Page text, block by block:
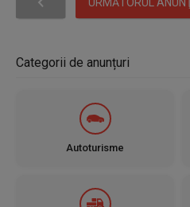
Categorii de anunțuri
Autoturisme